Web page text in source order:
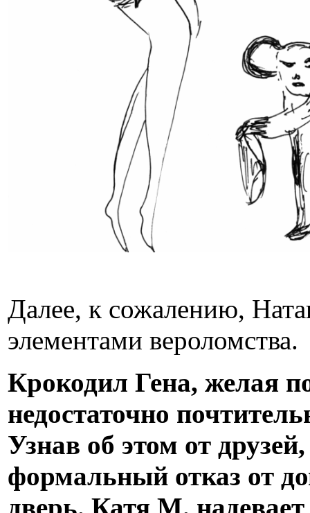
Далее, к сожалению,
элементами вероломства.
Крокодил Гена, желая
недостаточно
Узнав об этом от
формальный отказ от